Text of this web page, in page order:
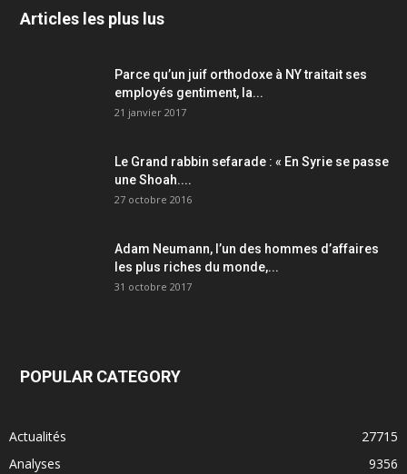
Articles les plus lus
Parce qu’un juif orthodoxe à NY traitait ses
employés gentiment, la...
21 janvier 2017
Le Grand rabbin sefarade : « En Syrie se passe
une Shoah....
27 octobre 2016
Adam Neumann, l’un des hommes d’affaires
les plus riches du monde,...
31 octobre 2017
POPULAR CATEGORY
Actualités
27715
Analyses
9356